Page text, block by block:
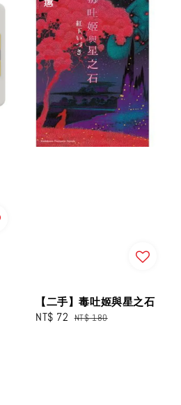
【二手】毒吐姬與星之石
Sale
NT$ 72 Regular
NT$ 180